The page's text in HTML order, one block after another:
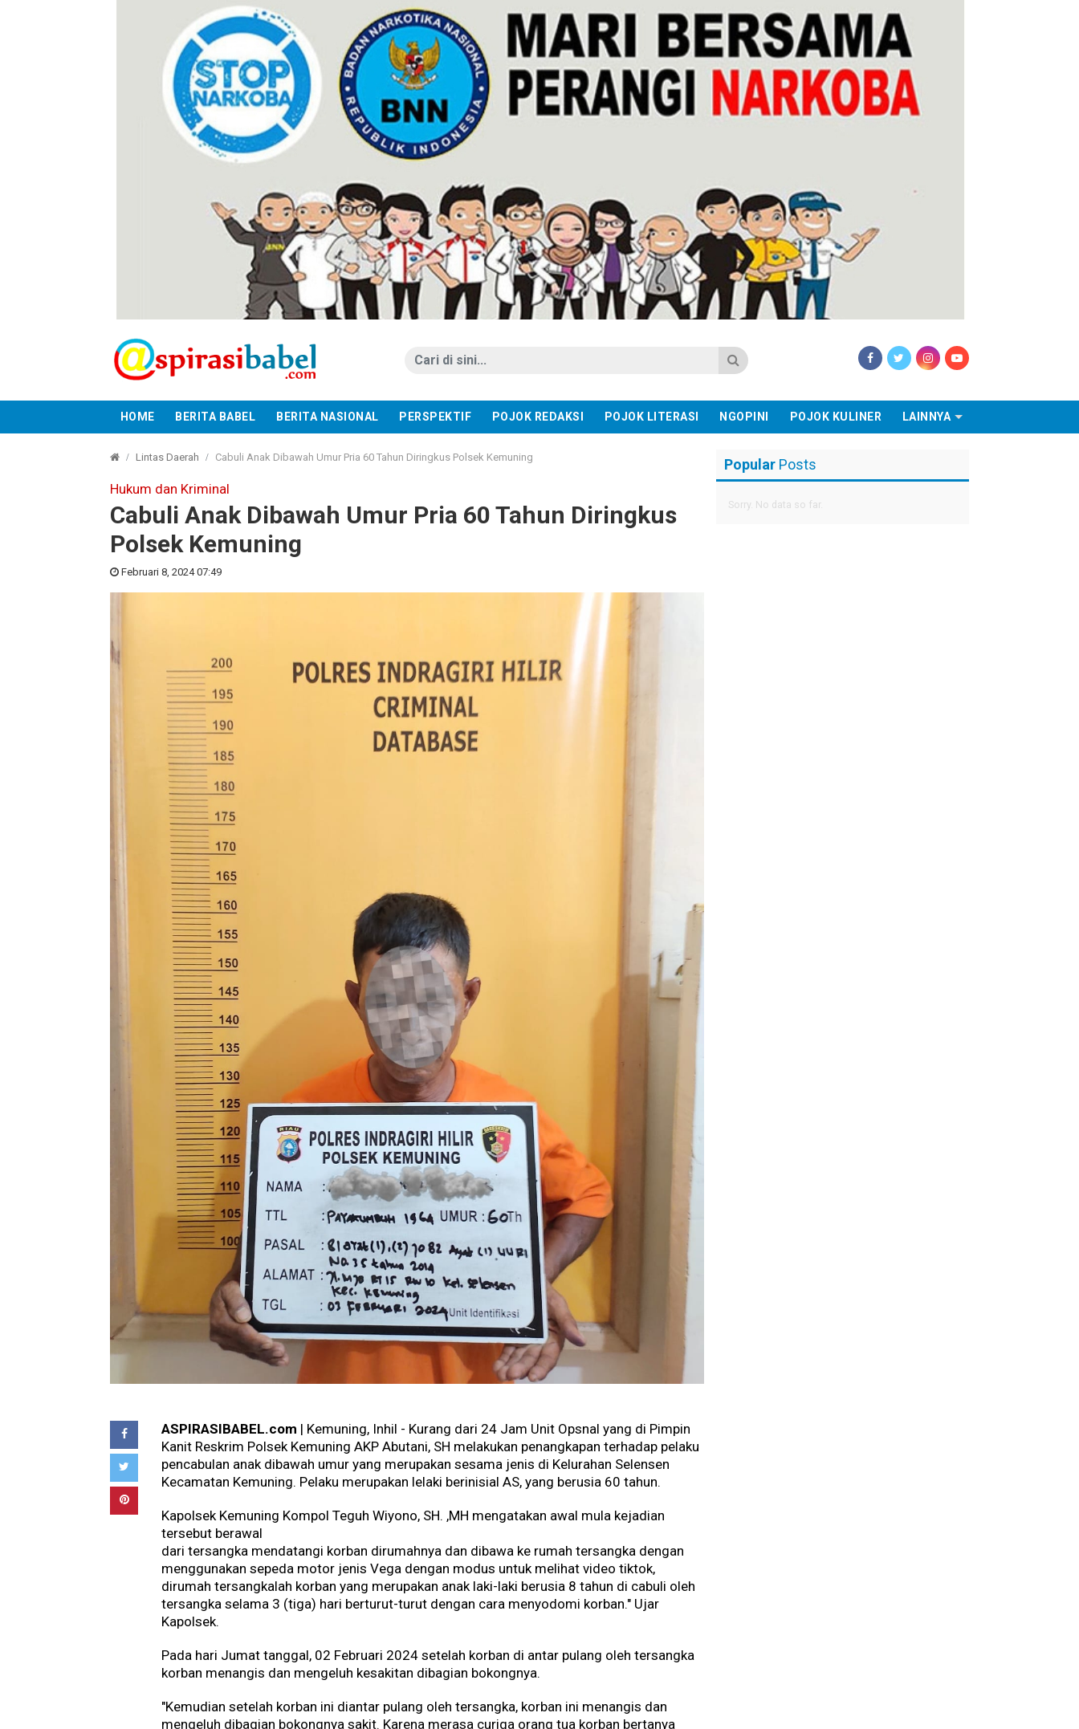
HOME BERITA BABEL BERITA NASIONAL PERSPEKTIF POJOK REDAKSI POJOK LITERASI NGOPINI POJOK KULINER LAINNYA
Lintas Daerah Cabuli Anak Dibawah Umur Pria 60 Tahun Diringkus Polsek Kemuning
Hukum dan Kriminal
Cabuli Anak Dibawah Umur Pria 60 Tahun Diringkus
Polsek Kemuning
Februari 8, 2024 07:49
ASPIRASIBABEL.com | Kemuning, Inhil - Kurang dari 24 Jam Unit Opsnal yang di Pimpin
Kanit Reskrim Polsek Kemuning AKP Abutani, SH melakukan penangkapan terhadap pelaku
pencabulan anak dibawah umur yang merupakan sesama jenis di Kelurahan Selensen
Kecamatan Kemuning. Pelaku merupakan lelaki berinisial AS, yang berusia 60 tahun.
Kapolsek Kemuning Kompol Teguh Wiyono, SH. ,MH mengatakan awal mula kejadian
tersebut berawal
dari tersangka mendatangi korban dirumahnya dan dibawa ke rumah tersangka dengan
menggunakan sepeda motor jenis Vega dengan modus untuk melihat video tiktok,
dirumah tersangkalah korban yang merupakan anak laki-laki berusia 8 tahun di cabuli oleh
tersangka selama 3 (tiga) hari berturut-turut dengan cara menyodomi korban." Ujar
Kapolsek.
Pada hari Jumat tanggal, 02 Februari 2024 setelah korban di antar pulang oleh tersangka
korban menangis dan mengeluh kesakitan dibagian bokongnya.
"Kemudian setelah korban ini diantar pulang oleh tersangka, korban ini menangis dan
mengeluh dibagian bokongnya sakit. Karena merasa curiga orang tua korban bertanya
Popular Posts
Sorry. No data so far.